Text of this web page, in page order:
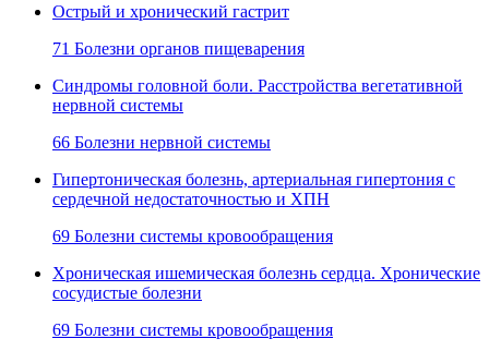
Острый и хронический гастрит
71 Болезни органов пищеварения
Синдромы головной боли. Расстройства вегетативной
нервной системы
66 Болезни нервной системы
Гипертоническая болезнь, артериальная гипертония с
сердечной недостаточностью и ХПН
69 Болезни системы кровообращения
Хроническая ишемическая болезнь сердца. Хронические
сосудистые болезни
69 Болезни системы кровообращения